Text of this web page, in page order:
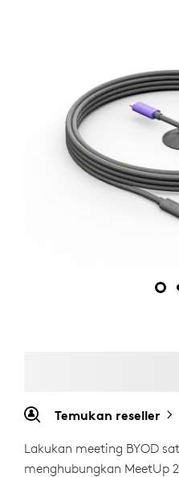
Temukan reseller
Lakukan meeting BYOD
menghubungkan MeetUp